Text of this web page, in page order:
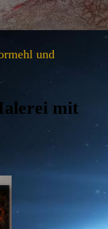
und
mit